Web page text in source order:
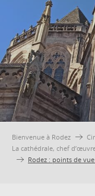
Bienvenue à Rodez
La cathédrale, chef
Rodez : points de